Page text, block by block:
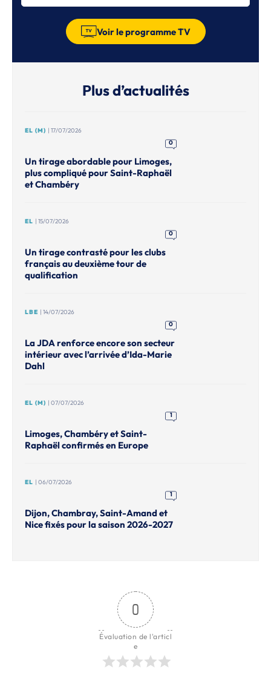
Voir le programme TV
Plus d’actualités
EL (M) | 17/07/2026
0
Un tirage abordable pour Limoges,
plus compliqué pour Saint-Raphaël
et Chambéry
EL | 15/07/2026
0
Un tirage contrasté pour les clubs
français au deuxième tour de
qualification
LBE | 14/07/2026
0
La JDA renforce encore son secteur
intérieur avec l’arrivée d’Ida-Marie
Dahl
EL (M) | 07/07/2026
1
Limoges, Chambéry et Saint-
Raphaël confirmés en Europe
EL | 06/07/2026
1
Dijon, Chambray, Saint-Amand et
Nice fixés pour la saison 2026-2027
0
Évaluation de l'articl
e